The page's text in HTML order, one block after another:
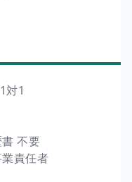
対1
不要
責任者